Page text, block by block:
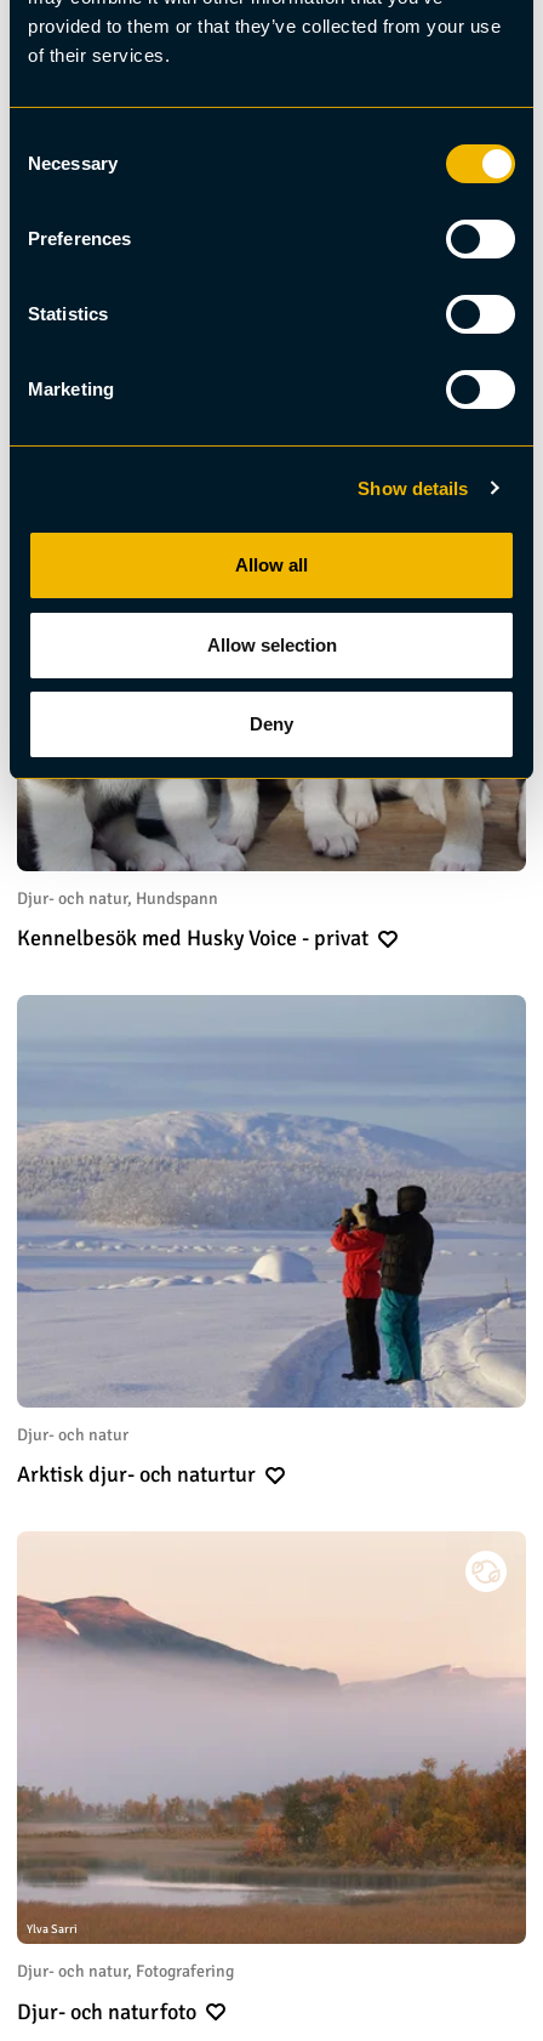
provided to them or that they’ve collected from your use
of their services.
Selection
Necessary
Preferences
Statistics
Marketing
Show details
Allow all
Allow selection
Deny
Möte med renar i Kiruna
Djur- och natur, Hundspann
Kennelbesök med Husky Voice - privat
Djur- och natur
Arktisk djur- och naturtur
Ylva Sarri
Djur- och natur, Fotografering
Djur- och naturfoto